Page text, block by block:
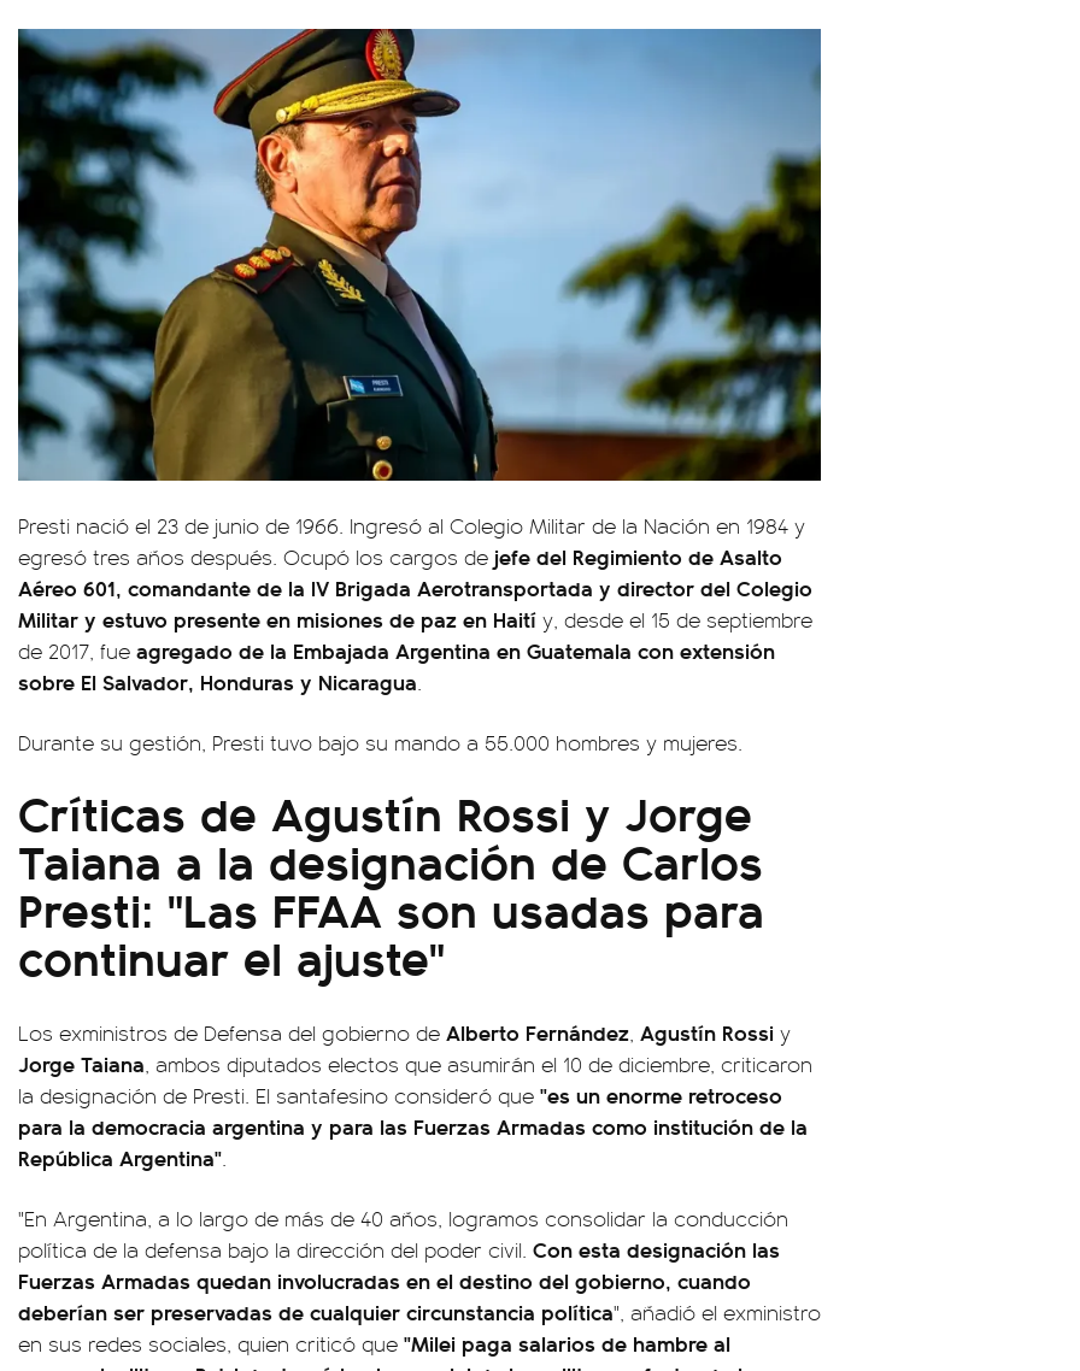
Presti nació el 23 de junio de 1966. Ingresó al Colegio Militar de la Nación en 1984 y
egresó tres años después. Ocupó los cargos de jefe del Regimiento de Asalto
Aéreo 601, comandante de la IV Brigada Aerotransportada y director del Colegio
Militar y estuvo presente en misiones de paz en Haití y, desde el 15 de septiembre
de 2017, fue agregado de la Embajada Argentina en Guatemala con extensión
sobre El Salvador, Honduras y Nicaragua
Durante su gestión, Presti tuvo bajo su mando a 55.000 hombres y mujeres.
Críticas de Agustín Rossi y Jorge
Taiana a la designación de Carlos
Presti: "Las FFAA son usadas para
continuar el ajuste"
Los exministros de Defensa del gobierno de Alberto Fernández Agustín Rossi y
Jorge Taiana , ambos diputados electos que asumirán el 10 de diciembre, criticaron
la designación de Presti. El santafesino consideró que "es un enorme retroceso
para la democracia argentina y para las Fuerzas Armadas como institución de la
República Argentina"
"En Argentina, a lo largo de más de 40 años, logramos consolidar la conducción
política de la defensa bajo la dirección del poder civil. Con esta designación las
Fuerzas Armadas quedan involucradas en el destino del gobierno, cuando
deberían ser preservadas de cualquier circunstancia política", añadió el exministro
en sus redes sociales, quien criticó que "Milei paga salarios de hambre al